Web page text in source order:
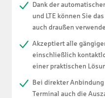
Dank der
und LTE können Sie
auch draußen
Akzeptiert alle
einschließlich
einer praktischen
Bei direkter
Terminal auch die